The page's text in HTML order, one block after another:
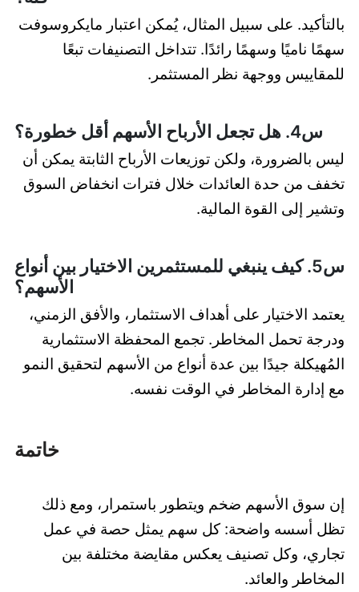
بالتأكيد. على سبيل المثال، يُمكن اعتبار مايكروسوفت
سهمًا ناميًا وسهمًا رائدًا. تتداخل التصنيفات تبعًا
للمقاييس ووجهة نظر المستثمر.
س4. هل تجعل الأرباح الأسهم أقل خطورة؟
ليس بالضرورة، ولكن توزيعات الأرباح الثابتة يمكن أن
تخفف من حدة العائدات خلال فترات انخفاض السوق
وتشير إلى القوة المالية.
س5. كيف ينبغي للمستثمرين الاختيار بين أنواع
الأسهم؟
يعتمد الاختيار على أهداف الاستثمار، والأفق الزمني،
ودرجة تحمل المخاطر. تجمع المحفظة الاستثمارية
المُهيكلة جيدًا بين عدة أنواع من الأسهم لتحقيق النمو
مع إدارة المخاطر في الوقت نفسه.
خاتمة
إن سوق الأسهم ضخم ويتطور باستمرار، ومع ذلك
تظل أسسه واضحة: كل سهم يمثل حصة في عمل
تجاري، وكل تصنيف يعكس مقايضة مختلفة بين
المخاطر والعائد.